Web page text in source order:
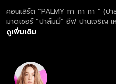
คอนเสิร์ต “PALMY กา กา กา ” (
มาดเซอร์ “ปาล์มมี่” อีฟ ปานเจริญ เหล่าแฟนคลับสาวเซอร์ ที่พลาดความ
มันในคอนเสิร์ต ไม่ควรพลาดที่จะเข้
แฟนคลับรอนาน เตรียมพร้อมไปเต้นแร้งเต้นกากับเธอได้ใน ช้างเอกซ์
พอร์ต พรีเซนต์ส คอนเสิร์ต “ปาล์ม
ดูเพิ่มเติม